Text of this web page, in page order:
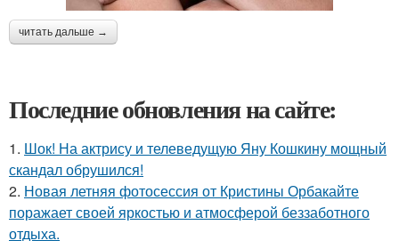
читать дальше →
Последние обновления на сайте:
1. Шок! На актрису и телеведущую Яну Кошкину мощный
скандал обрушился!
2. Новая летняя фотосессия от Кристины Орбакайте
поражает своей яркостью и атмосферой беззаботного
отдыха.